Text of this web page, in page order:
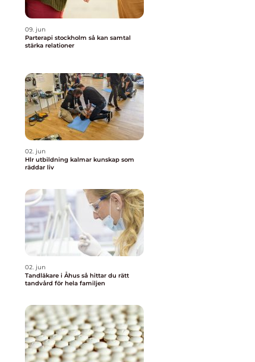
09. jun
Parterapi stockholm så kan samtal
stärka relationer
02. jun
Hlr utbildning kalmar kunskap som
räddar liv
02. jun
Tandläkare i Åhus så hittar du rätt
tandvård för hela familjen